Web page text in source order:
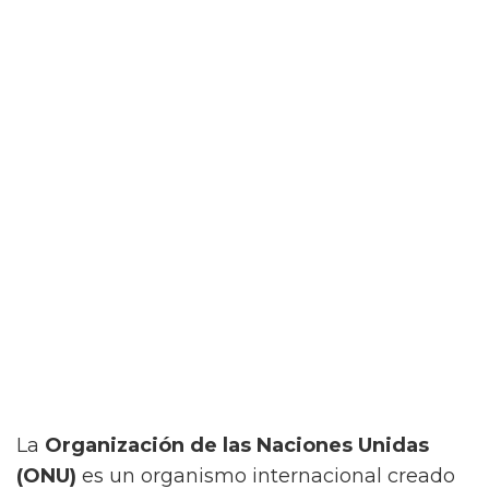
La Organización de las Naciones Unidas
(ONU) es un organismo internacional creado